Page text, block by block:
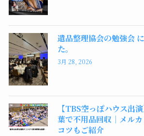
遺品整理協会の勉強会
た。
3月 28, 2026
【TBS空っぽハウス出
葉で不用品回収｜メル
コツもご紹介